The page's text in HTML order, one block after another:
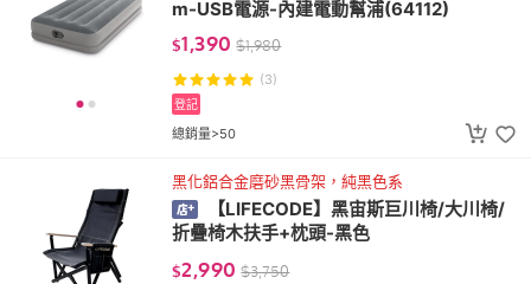
m-USB電源-內建電動幫浦(64112)
$1,390 $1,980
(3)
總銷量>50
登記
黑化鋁合金磨砂黑骨架，純黑色系
【LIFECODE】黑宙斯巨川椅/大川椅/
折疊椅木扶手+枕頭-黑色
$2,990 $3,750